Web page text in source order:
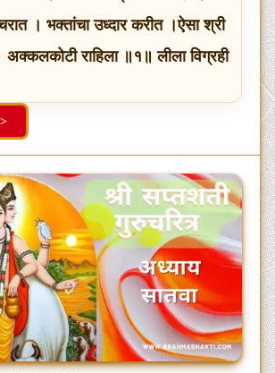
। भक्तांचा उध्दार करीत ।ऐसा श्री
अक्कलकोटी राहिला ॥१॥ लीला विग्रही